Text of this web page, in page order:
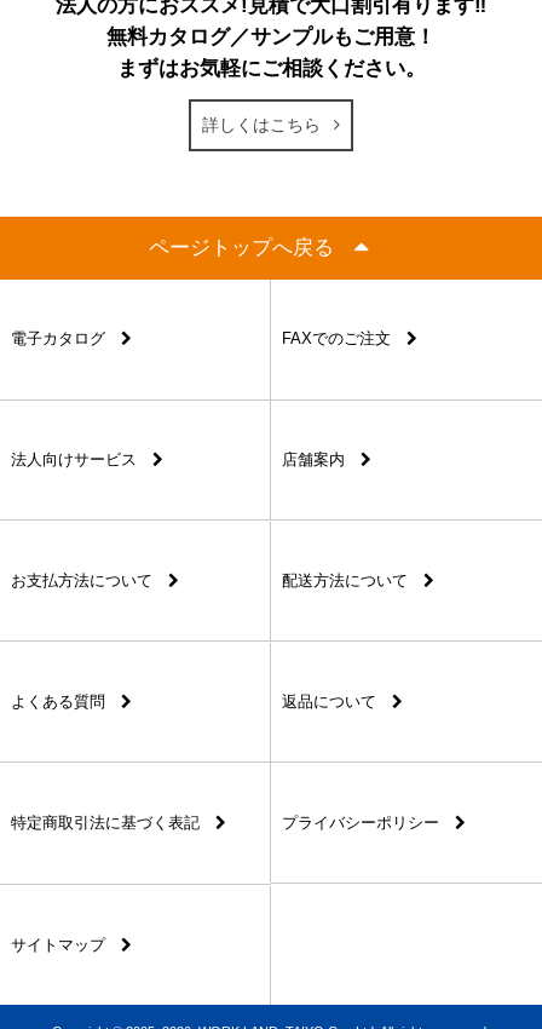
法人の方におススメ!見積で大口割引有ります‼
無料カタログ／サンプルもご用意！
まずはお気軽にご相談ください。
詳しくはこちら
ページトップへ戻る
電子カタログ FAXでのご注文
法人向けサービス 店舗案内
お支払方法について 配送方法について
よくある質問 返品について
特定商取引法に基づく表記 プライバシーポリシー
サイトマップ